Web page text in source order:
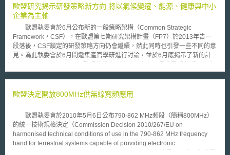
關不嚴，對商品信息審查不力，銷售行為管理混亂，信用評價存有缺陷以及
內部工作人員管控不嚴。當被問及是否已經採取了反對任何賣家的行動，阿
里巴巴在聲明中表示，「阿里巴巴集團致力於打擊仿冒，我們與政府，品牌
和同業公會緊密的合作來解決這個問題」。 曾經替蘋果工作的一名香
港智財權律師說，蘋果若要阻止這些山寨版的手表在市面上出售，可請求著
作權或專利侵權賠償，但要花費很多錢及時間。而且在中國並無不正當競爭
的法律概念，因此不可能獲得臨時禁制令限制它(暫時狀態假處分)，只能通
每個侵害他產品權利的廠商，蘋果都需要個別填寫表格才能請阿里巴巴撤下
歐盟研究揭示研發策略新方向 將以氣候變遷、能源、健康與中小
企業為主軸
歐盟執委會於6月公布新的一般策略架構（Common Strategic
Framework，CSF），在歐盟第七期研究架構計畫（FP7）於2013年告一
段落後，CSF鎖定的研發策略方向仍會繼續，然此同時也引發一些不同的意
見。為此執委會於6月間邀集產官學研進行討論，並於6月底揭示了新的計畫
書，揭櫫了未來新一期研究架構計畫之政策方向，其對於現有政策結構與資
為研發資助之主軸，而為瞭解並蒐集各界包括大學、國有研究機構、各國政
集各界意見。根據執委會的規劃，新的CSF除要求教育體系應跟隨業界研發
人才需求的腳步外，更鼓勵中小企業未來投入創新活動，因為執委會發現，
歐洲的企業研發投資經費總額，僅有日本和南韓的一半。 歐盟執委會
表示，氣候變遷、能源、健康與中小企業為未來研究資源資助與投入的方
向，以呼應歐洲民眾的期待。此外，針對目前計畫所存在的行政效率不彰、
歐盟決定開放800MHz供無線寬頻應用
歐盟執委會於2010年5月6日公布790-862 MHz頻段（簡稱800MHz）
的統一技術規格決定（Commission Decision 2010/267/EU on
harmonised technical conditions of use in the 790-862 MHz frequency
band for terrestrial systems capable of providing electronic